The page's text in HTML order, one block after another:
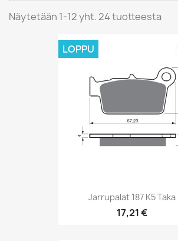
Näytetään 1-12 yht. 24 tuotteesta
Jarrupalat 187 K5 Taka
17,21 €
LOPPU